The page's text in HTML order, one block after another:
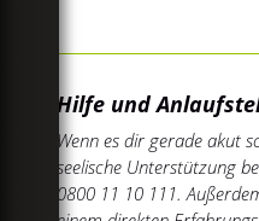
Hilfe und
Wenn es dir gerade akut
seelische Unterstützung
0800 11 10 111.